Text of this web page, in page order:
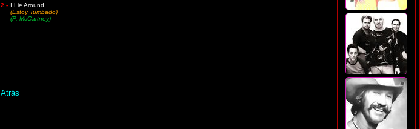
2.- I Lie Around
(Estoy Tumbado)
(P. McCartney)
Atrás